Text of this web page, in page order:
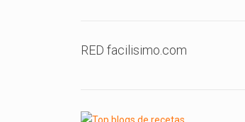
RED facilisimo.com